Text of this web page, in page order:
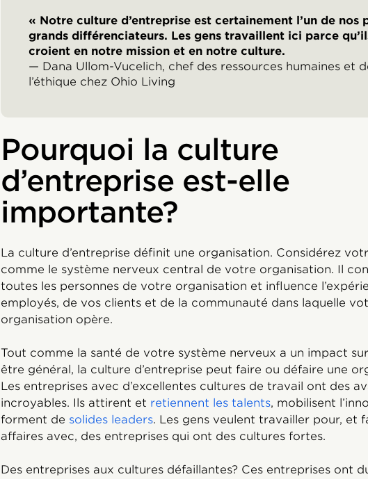
« Notre culture d’entreprise est certainement l’un de nos
grands différenciateurs. Les gens travaillent ici parce
croient en notre mission et en notre culture.
— Dana Ullom-Vucelich, chef des ressources humaines et
l’éthique chez Ohio Living
Pourquoi la culture
d’entreprise est-elle
importante?
La culture d’entreprise définit une organisation. Considérez
comme le système nerveux central de votre organisation. Il
toutes les personnes de votre organisation et influence
employés, de vos clients et de la communauté dans laquelle
organisation opère.
Tout comme la santé de votre système nerveux a un impact
être général, la culture d’entreprise peut faire ou défaire une
Les entreprises avec d’excellentes cultures de travail ont des
incroyables. Ils attirent et retiennent les talents, mobilisent
forment de solides leaders. Les gens veulent travailler pour, et
affaires avec, des entreprises qui ont des cultures fortes.
Des entreprises aux cultures défaillantes? Ces entreprises ont